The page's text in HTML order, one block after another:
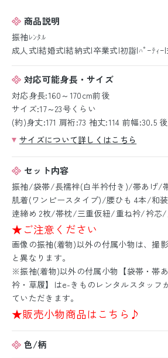
商品説明
振袖ﾚﾝﾀﾙ
成人式|結婚式|結納式|卒業式|初詣|ﾊﾟｰﾃｨｰ
対応可能身長・サイズ
対応身長:160～170cm前後
サイズ:17～23号くらい
(約)身丈:171 肩裄:73 袖丈:114 前幅:30.5
サイズについて詳しくはこちら
セット内容
振袖/袋帯/長襦袢(白半衿付き)/帯あげ/
肌着(ワンピースタイプ)/腰ひも 4本/和
逹締め 2枚/帯枕/三重仮紐/重ね衿/衿芯/
★ご注意ください
画像の振袖(着物)以外の付属小物は、撮
と異なります。
※振袖(着物)以外の付属小物【袋帯・帯
衿・草履】はe-きものレンタルスタッフ
ていただきます。
★販売小物商品はこちら♪
色/柄